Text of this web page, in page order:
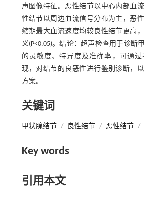
声图像特征。恶性结节以中心内部血
性结节以周边血流信号分布为主，恶
缩期最大血流速度均较良性结节更高
义(P<0.05)。结论：超声检查用于诊断
的灵敏度、特异度及准确率，可通过
现，对结节的良恶性进行鉴别诊断，
方案。
关键词
甲状腺结节 / 良性结节 / 恶性结节 /
Key words
引用本文